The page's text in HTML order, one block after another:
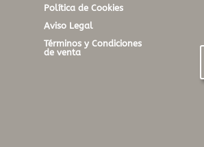
Política de Cookies
Aviso Legal
Términos y Condiciones
de venta